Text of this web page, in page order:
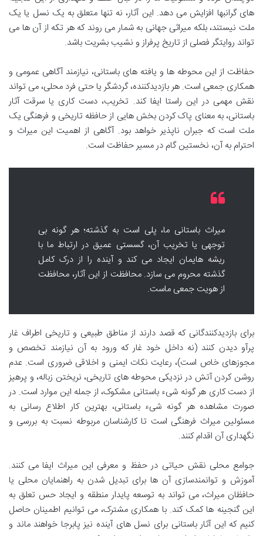
های گرانبها افزایش می دهد. این آثار، نه تنها متعلق به یک نسل یا یک
ملت نیستند، بلکه میراثی جهانی به شمار می روند که هر تکه از آن ها می
تواند روایتگر فصلی از تاریخ پرفراز و نشیب بشریت باشد.
حفاظت از این محوطه ها و یافته های باستانی، نیازمند آگاهی عمومی و
همکاری جمعی است. هر بازدیدکننده، گردشگر یا حتی فرد محلی، می تواند
نقش مهمی در این راستا ایفا کند. تخریب، دست کاری یا سرقت آثار
باستانی، به معنای پاک کردن بخش هایی از حافظه تاریخی و فرهنگی یک
ملت است که جبران ناپذیر خواهد بود. آگاهی از اهمیت این میراث و
احترام به آن، نخستین گام در مسیر حفاظت است.
میراث باستانی ما، پلی است به گذشته؛ هر گونه بی
توجهی یا تخریب آن، گسستی عمیق در ارتباط ما با
ریشه هایمان ایجاد می کند و آینده را از درک کامل
گذشته محروم می سازد. محافظت از این آثار، محافظت
از هویت جمعی ماست.
برای بازدیدکنندگانی که قصد دارند از مناطق طبیعی و تاریخی اطراف غار
پرآو دیدن کنند (نه داخل خود غار که ورود به آن نیازمند تخصص و
مجوزهای خاص است)، رعایت نکات ایمنی و اخلاقی ضروری است. عدم
روشن کردن آتش در نزدیکی محوطه های تاریخی، نریختن زباله، و پرهیز
از دست کاری هر گونه شیء باستانی مشکوک، از جمله این موارد است. در
صورت مشاهده هر گونه شیء باستانی، بهترین کار اطلاع رسانی به
مسئولین میراث فرهنگی است تا کارشناسان مربوطه نسبت به بررسی و
نگهداری آن اقدام کنند.
جوامع محلی نقش حیاتی در حفظ و معرفی این میراث ایفا می کنند.
آموزش و توانمندسازی آن ها برای تبدیل شدن به راهنمایان محلی یا
حافظان میراث، می تواند به توسعه پایدار منطقه و ایجاد حس تعلق به
این گنجینه ها کمک کند. با همکاری مشترک، می توانیم اطمینان حاصل
کنیم که این آثار باستانی برای نسل های آینده نیز پابرجا خواهند ماند و